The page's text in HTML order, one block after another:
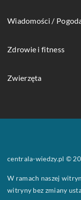
Wiadomości /
Zdrowie i fitness
Zwierzęta
centrala-wiedzy.pl ©
W ramach naszej
witryny bez zmiany